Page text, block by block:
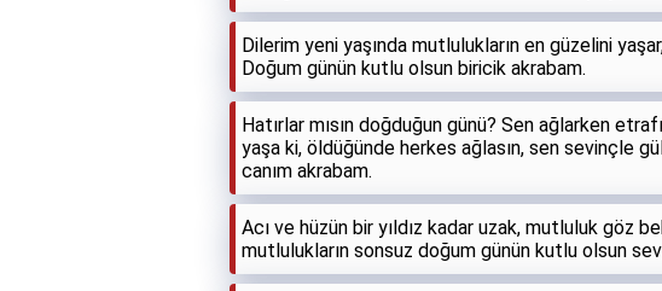
Dilerim yeni yaşında mutlulukların en güzelini
Doğum günün kutlu olsun biricik akrabam.
Hatırlar mısın doğduğun günü? Sen ağlarken
yaşa ki, öldüğünde herkes ağlasın, sen sevinçle
canım akrabam.
Acı ve hüzün bir yıldız kadar uzak, mutluluk göz
mutlulukların sonsuz doğum günün kutlu olsun